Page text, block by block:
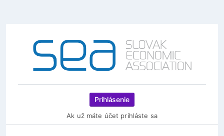
Prihlásenie
Ak už máte účet prihláste sa